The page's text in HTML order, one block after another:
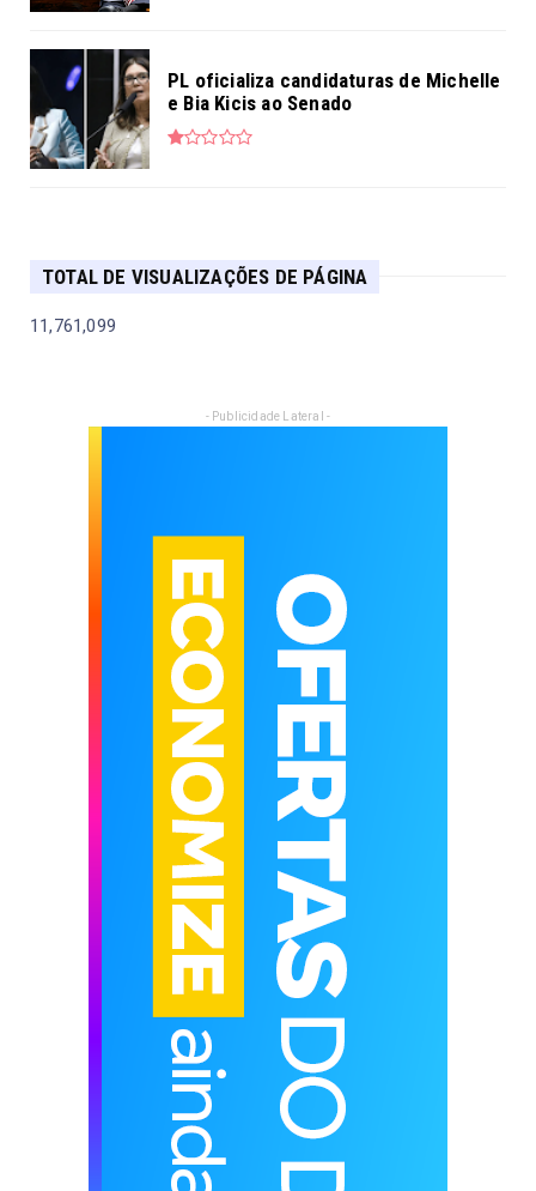
PL oficializa candidaturas de Michelle
e Bia Kicis ao Senado
TOTAL DE VISUALIZAÇÕES DE PÁGINA
11,761,099
- Publicidade Lateral -